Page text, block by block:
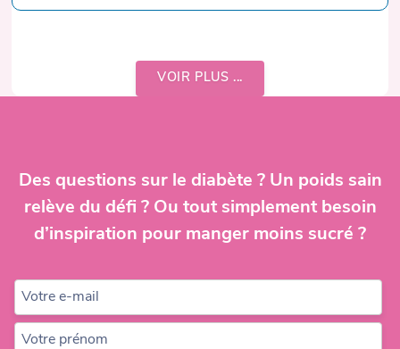
VOIR PLUS ...
Des questions sur le diabète ? Un poids sain
relève du défi ? Ou tout simplement besoin
d’inspiration pour manger moins sucré ?
Votre e-mail
Votre prénom